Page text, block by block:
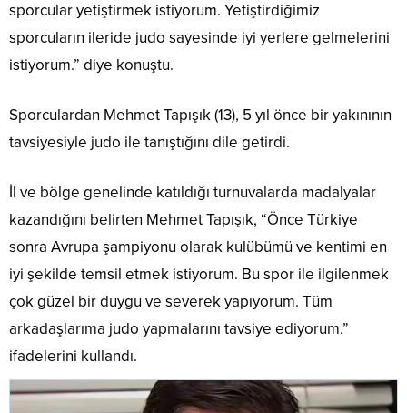
sporcular yetiştirmek istiyorum. Yetiştirdiğimiz
sporcuların ileride judo sayesinde iyi yerlere gelmelerini
istiyorum.” diye konuştu.
Sporculardan Mehmet Tapışık (13), 5 yıl önce bir yakınının
tavsiyesiyle judo ile tanıştığını dile getirdi.
İl ve bölge genelinde katıldığı turnuvalarda madalyalar
kazandığını belirten Mehmet Tapışık, “Önce Türkiye
sonra Avrupa şampiyonu olarak kulübümü ve kentimi en
iyi şekilde temsil etmek istiyorum. Bu spor ile ilgilenmek
çok güzel bir duygu ve severek yapıyorum. Tüm
arkadaşlarıma judo yapmalarını tavsiye ediyorum.”
ifadelerini kullandı.